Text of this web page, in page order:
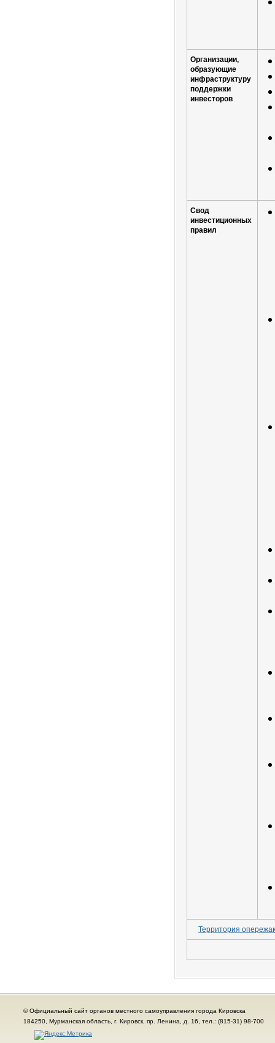
Организации,
образующие
инфраструктуру
поддержки
инвесторов
Свод
инвестиционных
правил
Территория
© Официальный сайт органов местного самоуправления города Кировска
184250, Мурманская область, г. Кировск, пр. Ленина, д. 16, тел.: (815-31) 98-700